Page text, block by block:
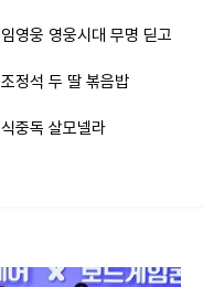
임영웅 영웅시대 무명 딛고
조정석 두 딸 볶음밥
식중독 살모넬라